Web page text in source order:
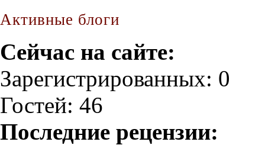
Активные блоги
Сейчас на сайте:
Зарегистрированных: 0
Гостей: 46
Последние рецензии: